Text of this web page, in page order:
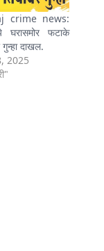
crime news:
घरासमोर फटाके
गुन्हा दाखल.
2025